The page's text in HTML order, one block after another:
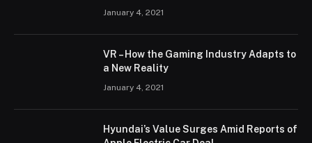
January 4, 2021
VR – How the Gaming Industry Adapts to
a New Reality
January 4, 2021
Hyundai’s Value Surges Amid Reports of